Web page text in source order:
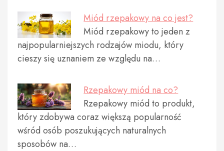
Miód rzepakowy na co jest?
Miód rzepakowy to jeden z
najpopularniejszych rodzajów miodu, który
cieszy się uznaniem ze względu na…
Rzepakowy miód na co?
Rzepakowy miód to produkt,
który zdobywa coraz większą popularność
wśród osób poszukujących naturalnych
sposobów na…